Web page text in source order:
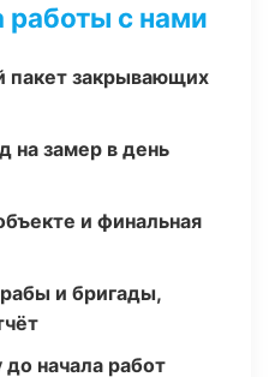
с нами
пакет закрывающих
на замер в день
и финальная
и бригады,
начала работ